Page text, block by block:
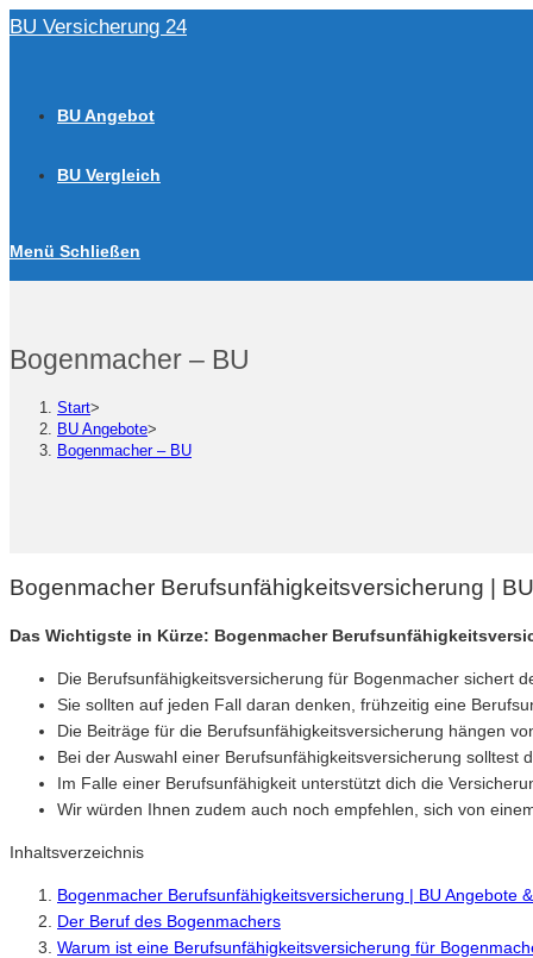
Zum
BU Versicherung 24
BU Angebot
BU Vergleich
Menü Schließen
Bogenmacher – BU
Start>
BU Angebote>
Bogenmacher – BU
Bogenmacher Berufsunfähigkeitsversicherung |
Das Wichtigste in Kürze: Bogenmacher
Die Berufsunfähigkeitsversicherung für Bogenmacher sichert
Sie sollten auf jeden Fall daran denken, frühzeitig eine
Die Beiträge für die Berufsunfähigkeitsversicherung hängen
Bei der Auswahl einer Berufsunfähigkeitsversicherung
Im Falle einer Berufsunfähigkeit unterstützt dich die
Wir würden Ihnen zudem auch noch empfehlen, sich von
Inhaltsverzeichnis
Bogenmacher Berufsunfähigkeitsversicherung | BU Angebote
Der Beruf des Bogenmachers
Warum ist eine Berufsunfähigkeitsversicherung für